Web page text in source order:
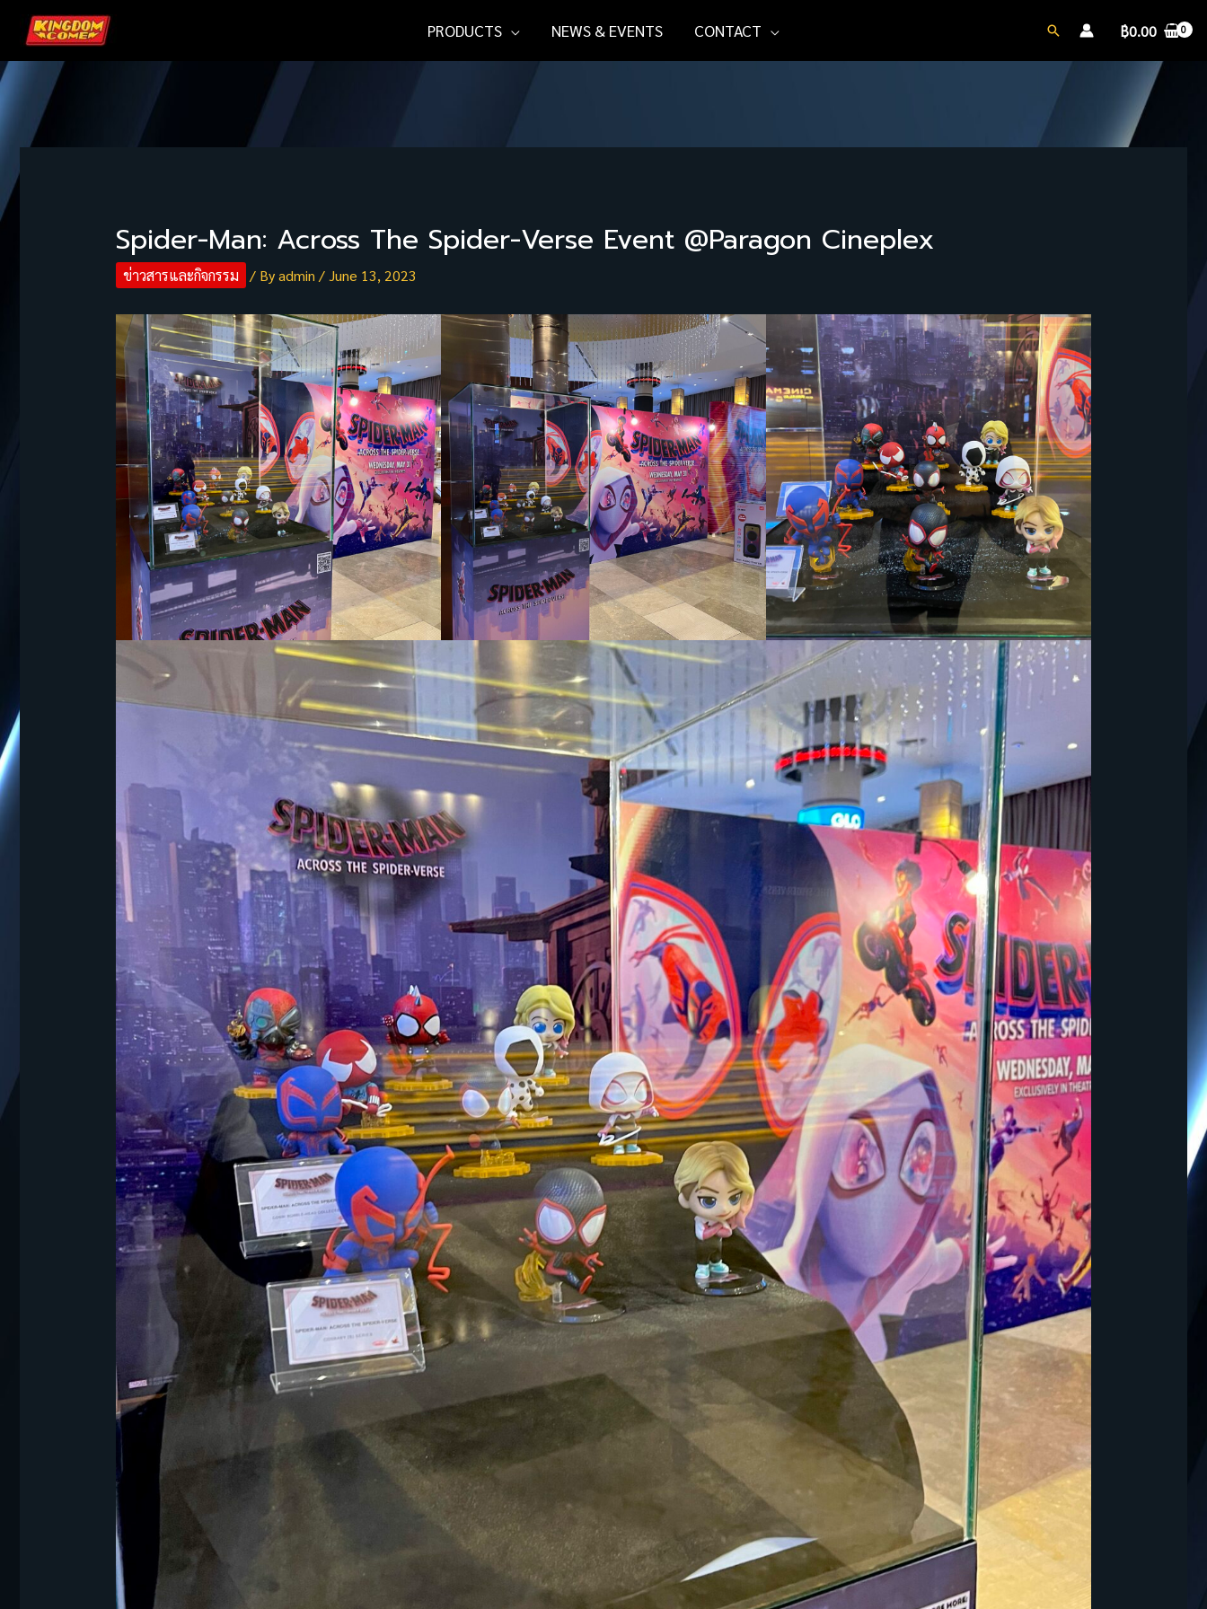
content
PRODUCTS NEWS & EVENTS CONTACT ฿0.00
Spider-Man: Across The Spider-Verse Event @Paragon Cineplex
ข่าวสารและกิจกรรม / Byadmin /June 13, 2023